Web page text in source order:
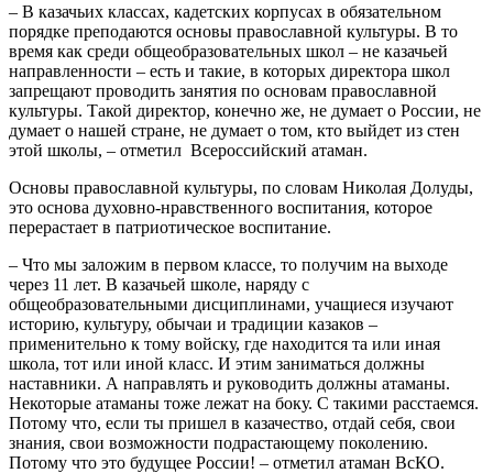
– В казачьих классах, кадетских корпусах в обязательном
порядке преподаются основы православной культуры. В то
время как среди общеобразовательных школ – не казачьей
направленности – есть и такие, в которых директора школ
запрещают проводить занятия по основам православной
культуры. Такой директор, конечно же, не думает о России, не
думает о нашей стране, не думает о том, кто выйдет из стен
этой школы, – отметил Всероссийский атаман.
Основы православной культуры, по словам Николая Долуды,
это основа духовно-нравственного воспитания, которое
перерастает в патриотическое воспитание.
– Что мы заложим в первом классе, то получим на выходе
через 11 лет. В казачьей школе, наряду с
общеобразовательными дисциплинами, учащиеся изучают
историю, культуру, обычаи и традиции казаков –
применительно к тому войску, где находится та или иная
школа, тот или иной класс. И этим заниматься должны
наставники. А направлять и руководить должны атаманы.
Некоторые атаманы тоже лежат на боку. С такими расстаемся.
Потому что, если ты пришел в казачество, отдай себя, свои
знания, свои возможности подрастающему поколению.
Потому что это будущее России! – отметил атаман ВсКО.